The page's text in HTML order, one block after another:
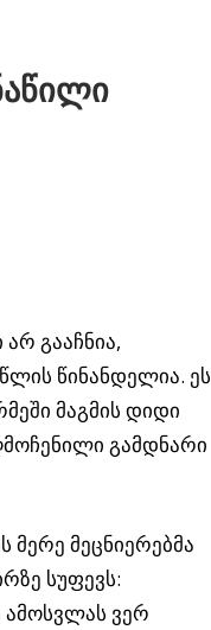
გააჩნია,
წინანდელია. ეს
მაგმის დიდი
გამდნარი
მერე მეცნიერებმა
სუფევს:
ამოსვლას ვერ